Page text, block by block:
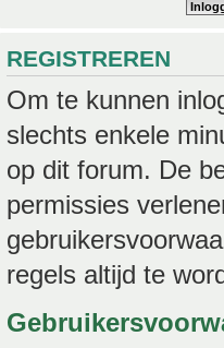
REGISTREREN
Om te kunnen
slechts enkele
op dit forum. De
permissies
regels altijd te